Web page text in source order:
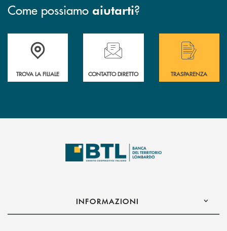
Come possiamo aiutarti?
Accedi all' elenco completo delle filiali .
TROVA LA FILIALE
Hai bisogno di assistenza immediata?
CONTATTO DIRETTO
Hai bisogno di
TRASPARENZA
INFORMAZIONI